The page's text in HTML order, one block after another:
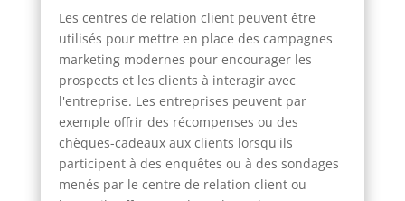
Les centres de relation client peuvent être
utilisés pour mettre en place des campagnes
marketing modernes pour encourager les
prospects et les clients à interagir avec
l'entreprise. Les entreprises peuvent par
exemple offrir des récompenses ou des
chèques-cadeaux aux clients lorsqu'ils
participent à des enquêtes ou à des sondages
menés par le centre de relation client ou